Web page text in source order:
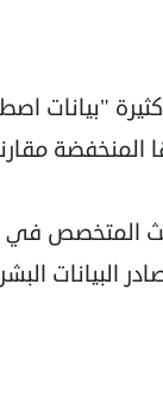
"بيانات
مقارنة
المتخصص في